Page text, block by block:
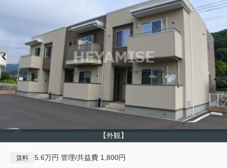
【外観】
賃料 5.6万円 管理/共益費 1,800円